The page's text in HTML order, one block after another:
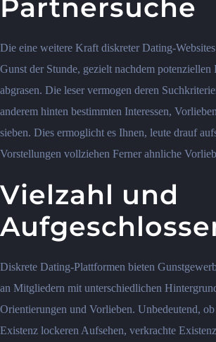
Partnersuche
Die eine weitere Kraft diskreter Dating-
Gunst der Stunde, gezielt nachdem potenziellen
abgrasen. Die leser vermogen deren
anderem hinten bestimmten Interessen,
sieben. Dies ermoglicht es Ihnen, leute drauf
Vorstellungen vollziehen Ferner ahnliche
Vielzahl und
Diskrete Dating-Plattformen bieten
an Mitgliedern mit unterschiedlichen
Orientierungen und Vorlieben. Unbedeutend,
Existenz lockeren Aufsehen, verkrachte